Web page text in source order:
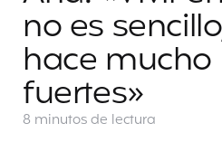
no es
hace
fuertes»
8 minutosde lectura